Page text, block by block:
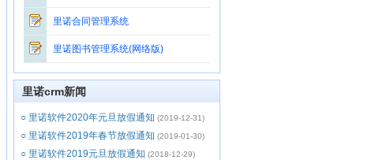
里诺合同管理系统
里诺图书管理系统(网络版)
里诺crm新闻
○ 里诺软件2020年元旦放假通知 (2019-12-31)
○ 里诺软件2019年春节放假通知 (2019-01-30)
○ 里诺软件2019元旦放假通知 (2018-12-29)